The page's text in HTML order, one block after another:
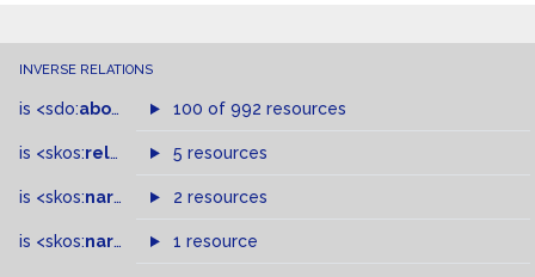
INVERSE RELATIONS
is <sdo:about of 100 of 992 resources
is <skos:related > of
5 resources
is <skos:narrowMatch >of
2 resources
is <skos:narrower >of
1 resource